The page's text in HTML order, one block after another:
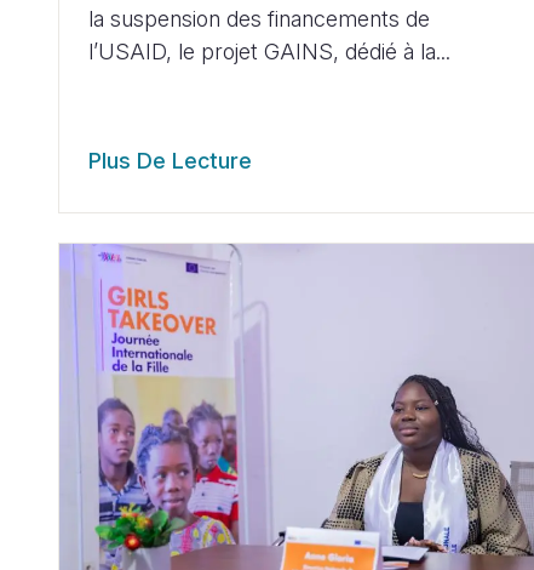
la suspension des financements de
l’USAID, le projet GAINS, dédié à la...
Plus De Lecture